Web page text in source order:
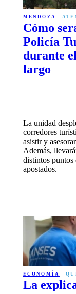
MENDOZA
Cómo
Policía
durante
largo
La unidad
corredores
asistir y
Además,
distintos puntos
apostados.
ECONOMÍA
La